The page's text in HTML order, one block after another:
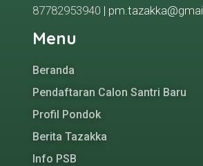
87782953940 |
Menu
Beranda
Pendaftaran Calon Santri Baru
Profil Pondok
Berita Tazakka
Info PSB